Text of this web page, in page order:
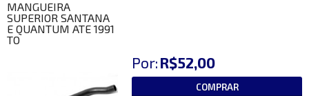
MANGUEIRA
SUPERIOR SANTANA
E QUANTUM ATE 1991
TO
Por: R$52,00
COMPRAR